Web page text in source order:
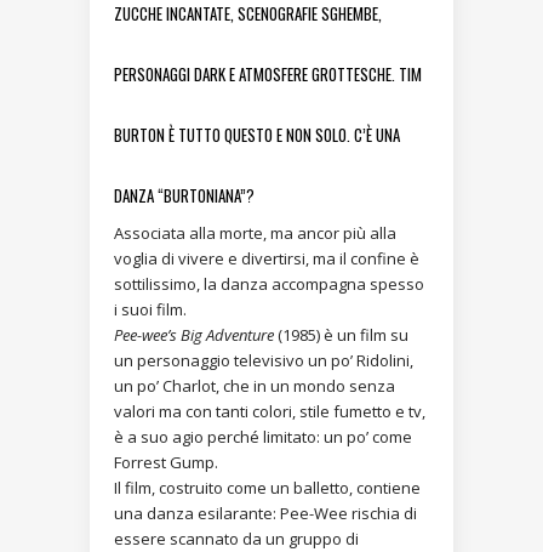
ZUCCHE INCANTATE, SCENOGRAFIE SGHEMBE,
PERSONAGGI DARK E ATMOSFERE GROTTESCHE. TIM
BURTON È TUTTO QUESTO E NON SOLO. C’È UNA
DANZA “BURTONIANA”?
Associata alla morte, ma ancor più alla
voglia di vivere e divertirsi, ma il confine è
sottilissimo, la danza accompagna spesso
i suoi film.
Pee-wee’s Big Adventure(1985) è un film su
un personaggio televisivo un po’ Ridolini,
un po’ Charlot, che in un mondo senza
valori ma con tanti colori, stile fumetto e tv,
è a suo agio perché limitato: un po’ come
Forrest Gump.
Il film, costruito come un balletto, contiene
una danza esilarante: Pee-Wee rischia di
essere scannato da un gruppo di